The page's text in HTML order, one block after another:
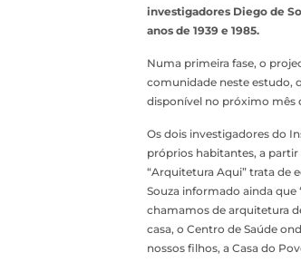
investigadores Diego de
anos de 1939 e 1985.
Numa primeira fase, o
comunidade neste estudo,
disponível no próximo mês
Os dois investigadores do
próprios habitantes, a
“Arquitetura Aqui” trata de
Souza informado ainda que
chamamos de arquitetura
casa, o Centro de Saúde
nossos filhos, a Casa do